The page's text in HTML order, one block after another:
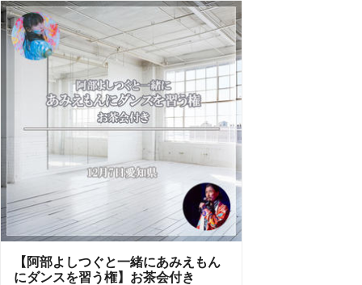
【阿部よしつぐと一緒にあみえもん
にダンスを習う権】お茶会付き